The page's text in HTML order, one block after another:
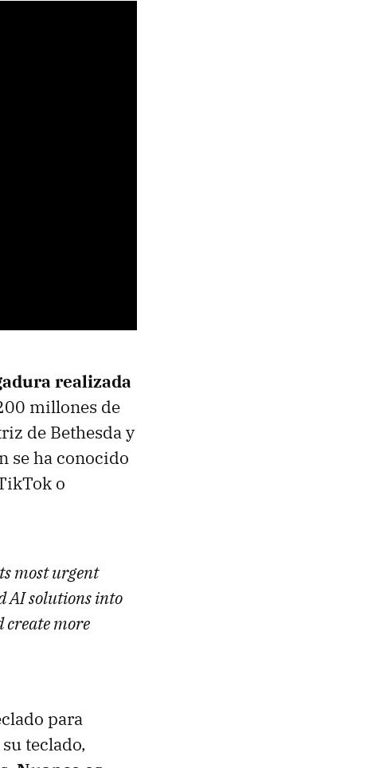
realizada
millones de
de Bethesda y
se ha conocido
o
most urgent
AI solutions into
create more
para
teclado,